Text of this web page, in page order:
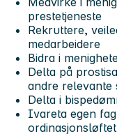
prestetjeneste
Rekruttere,
medarbeidere
Bidra i
Delta på
andre relevante
Delta i
Ivareta egen
ordinasjonsløftet